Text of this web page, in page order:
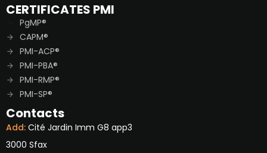
CERTIFICATES PMI
PgMP®
CAPM®
PMI-ACP®
PMI-PBA®
PMI-RMP®
PMI-SP®
Contacts
Add: Cité Jardin Imm G8 app3
3000 Sfax